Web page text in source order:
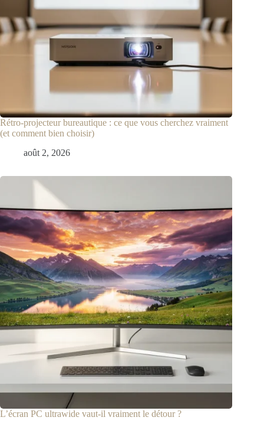
Rétro-projecteur bureautique : ce que vous cherchez vraiment
(et comment bien choisir)
août 2, 2026
L’écran PC ultrawide vaut-il vraiment le détour ?